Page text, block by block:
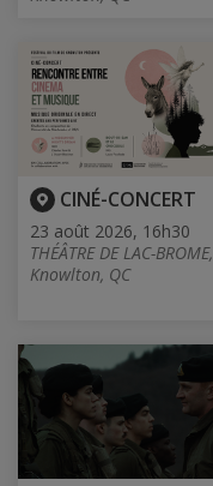
CINÉ-CONCERT
23 août 2026, 16h30
THÉÂTRE DE LAC-BROME,
Knowlton, QC